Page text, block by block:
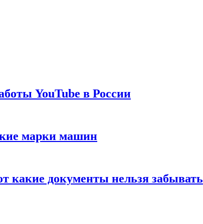
YouTube в России
марки машин
какие документы нельзя забывать